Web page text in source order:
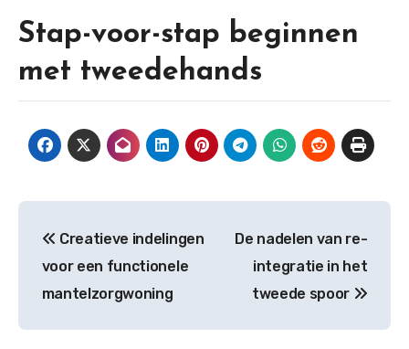
Stap-voor-stap beginnen
met tweedehands
navigation
Creatieve indelingen
voor een functionele
mantelzorgwoning
De nadelen van re-
integratie in het
tweede spoor